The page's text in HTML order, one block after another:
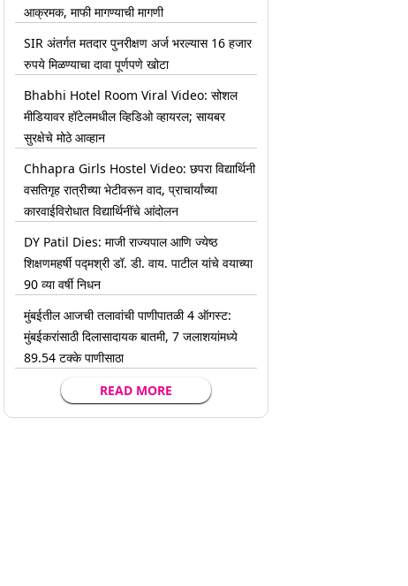
आक्रमक, माफी मागण्याची मागणी
SIR अंतर्गत मतदार पुनरीक्षण अर्ज भरल्यास 16 हजार
रुपये मिळण्याचा दावा पूर्णपणे खोटा
Bhabhi Hotel Room Viral Video: सोशल
मीडियावर हॉटेलमधील व्हिडिओ व्हायरल; सायबर
सुरक्षेचे मोठे आव्हान
Chhapra Girls Hostel Video: छपरा विद्यार्थिनी
वसतिगृह रात्रीच्या भेटीवरून वाद, प्राचार्यांच्या
कारवाईविरोधात विद्यार्थिनींचे आंदोलन
DY Patil Dies: माजी राज्यपाल आणि ज्येष्ठ
शिक्षणमहर्षी पद्मश्री डॉ. डी. वाय. पाटील यांचे वयाच्या
90 व्या वर्षी निधन
मुंबईतील आजची तलावांची पाणीपातळी 4 ऑगस्ट:
मुंबईकरांसाठी दिलासादायक बातमी, 7 जलाशयांमध्ये
89.54 टक्के पाणीसाठा
READ MORE